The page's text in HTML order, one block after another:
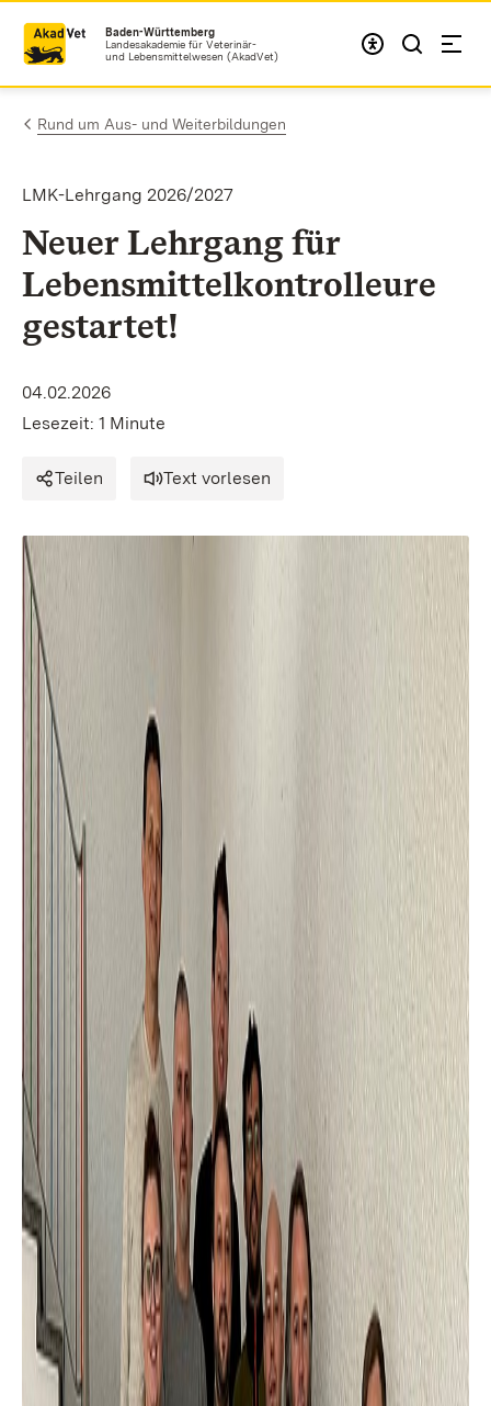
Zum Inhalt springen
Baden-Württemberg
Landesakademie für Veterinär-
und Lebensmittelwesen (AkadVet)
Rund um Aus- und Weiterbildungen
LMK-Lehrgang 2026/2027
Neuer Lehrgang für
Lebensmittelkontrolleure
gestartet!
04.02.2026
Lesezeit: 1 Minute
Teilen Text vorlesen